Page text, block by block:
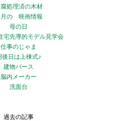
処理済の木材
の 映画情報
母の日
宅先導的モデル見学会
仕事のじゃま
後日は上棟式♪
建物パース
脳内メーカー
洗面台
過去の記事